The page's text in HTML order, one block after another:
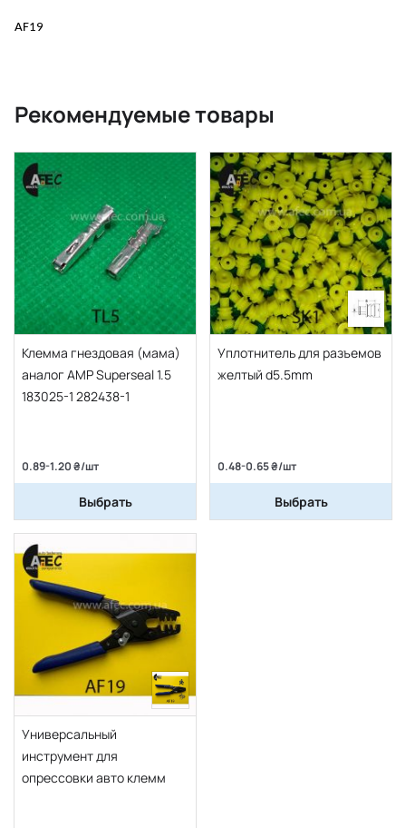
AF19
Рекомендуемые товары
Клемма гнездовая (мама)
аналог AMP Superseal 1.5
183025-1 282438-1
0.89-1.20 ₴/шт
Выбрать
Уплотнитель для разъемов
желтый d5.5mm
0.48-0.65 ₴/шт
Выбрать
Универсальный
инструмент для
опрессовки авто клемм